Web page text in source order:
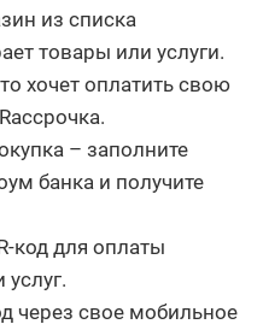
из списка
товары или услуги.
хочет оплатить свою
– заполните
банка и получите
код для оплаты
через свое мобильное